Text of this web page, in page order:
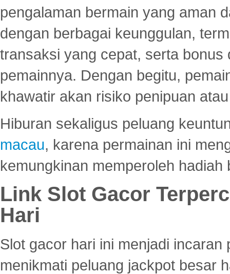
pengalaman bermain yang aman
dengan berbagai keunggulan,
transaksi yang cepat, serta
pemainnya. Dengan begitu,
khawatir akan risiko penipuan
Hiburan sekaligus peluang
macau, karena permainan ini
kemungkinan memperoleh hadiah
Link Slot Gacor
Hari
Slot gacor hari ini menjadi
menikmati peluang jackpot besar